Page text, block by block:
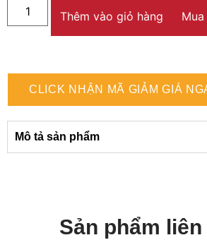
Thêm vào giỏ hàng
CLICK NHẬN MÃ GIẢM GIÁ
Mô tả sản phẩm
Sản phẩm